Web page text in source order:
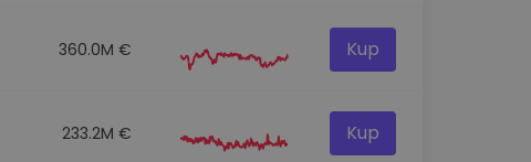
360.0M € Kup
233.2M € Kup